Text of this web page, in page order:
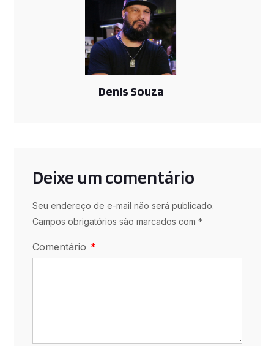
Denis Souza
Deixe um comentário
Seu endereço de e-mail não será publicado.
Campos obrigatórios são marcados com *
Comentário